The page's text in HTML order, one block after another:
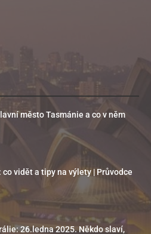
město Tasmánie a co v něm
co vidět a tipy na výlety | Průvodce
26.ledna 2025. Někdo slaví,